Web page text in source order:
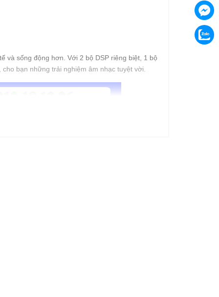
và sống động hơn. Với 2 bộ DSP riêng biệt, 1 bộ
bạn những trải nghiệm âm nhạc tuyệt vời.